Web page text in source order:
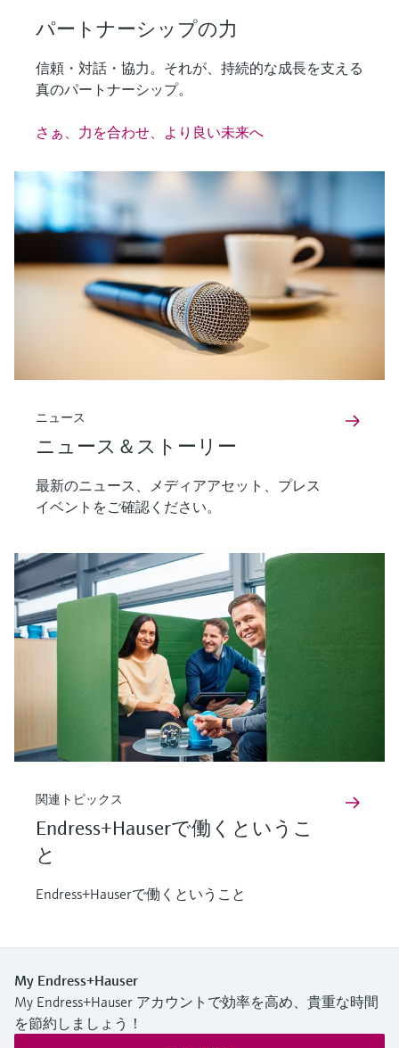
パートナーシップの力
信頼・対話・協力。それが、持続的な成長を支える
真のパートナーシップ。
さぁ、力を合わせ、より良い未来へ
ニュース
ニュース＆ストーリー
最新のニュース、メディアアセット、プレス
イベントをご確認ください。
関連トピックス
Endress+Hauserで働くというこ
と
Endress+Hauserで働くということ
My Endress+Hauser
My Endress+Hauser アカウントで効率を高め、貴重な時間
を節約しましょう！